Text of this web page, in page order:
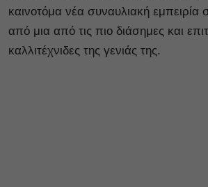
καινοτόμα νέα συναυλιακή εμπειρία
από μια από τις πιο διάσημες και
καλλιτέχνιδες της γενιάς της.